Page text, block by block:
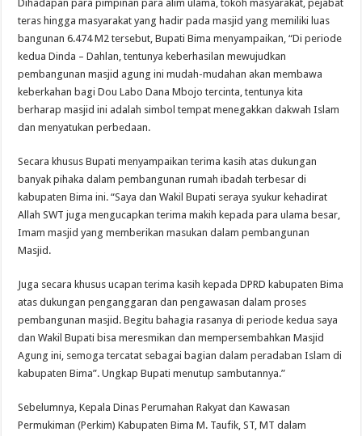
Dihadapan para pimpinan para alim ulama, tokoh masyarakat, pejabat
teras hingga masyarakat yang hadir pada masjid yang memiliki luas
bangunan 6.474 M2 tersebut, Bupati Bima menyampaikan, “Di periode
kedua Dinda – Dahlan, tentunya keberhasilan mewujudkan
pembangunan masjid agung ini mudah-mudahan akan membawa
keberkahan bagi Dou Labo Dana Mbojo tercinta, tentunya kita
berharap masjid ini adalah simbol tempat menegakkan dakwah Islam
dan menyatukan perbedaan.
Secara khusus Bupati menyampaikan terima kasih atas dukungan
banyak pihaka dalam pembangunan rumah ibadah terbesar di
kabupaten Bima ini. “Saya dan Wakil Bupati seraya syukur kehadirat
Allah SWT juga mengucapkan terima makih kepada para ulama besar,
Imam masjid yang memberikan masukan dalam pembangunan
Masjid.
Juga secara khusus ucapan terima kasih kepada DPRD kabupaten Bima
atas dukungan penganggaran dan pengawasan dalam proses
pembangunan masjid. Begitu bahagia rasanya di periode kedua saya
dan Wakil Bupati bisa meresmikan dan mempersembahkan Masjid
Agung ini, semoga tercatat sebagai bagian dalam peradaban Islam di
kabupaten Bima”. Ungkap Bupati menutup sambutannya.”
Sebelumnya, Kepala Dinas Perumahan Rakyat dan Kawasan
Permukiman (Perkim) Kabupaten Bima M. Taufik, ST, MT dalam